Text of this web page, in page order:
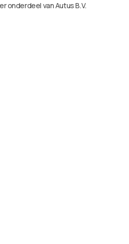
onderdeel van Autus B.V.